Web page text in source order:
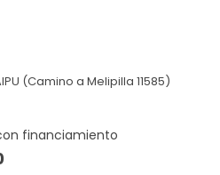
(Camino a Melipilla 11585)